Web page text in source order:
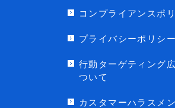
コンプライアンスポ
プライバシーポリシー
行動ターゲティング
ついて
カスタマーハラスメ